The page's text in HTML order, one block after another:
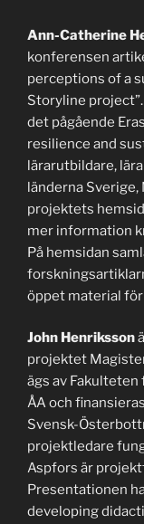
Ann-Catherine
konferensen
perceptions of a
Storyline
det pågående
resilience and
lärarutbildare,
länderna Sverige,
projektets
mer information
På hemsidan
öppet material
John Henriksson
projektet
ägs av
ÅA och
Svensk-
projektledare
Aspfors är
Presentationen
developing